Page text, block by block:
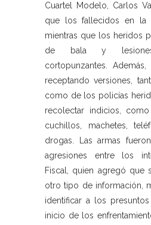
Cuartel Modelo, Carlos
que los fallecidos en la
mientras que los heridos
de bala y
cortopunzantes.
receptando versiones,
como de los policías
recolectar indicios,
cuchillos, machetes,
drogas. Las armas
agresiones entre los
Fiscal, quien agregó que
otro tipo de información,
identificar a los
inicio de los